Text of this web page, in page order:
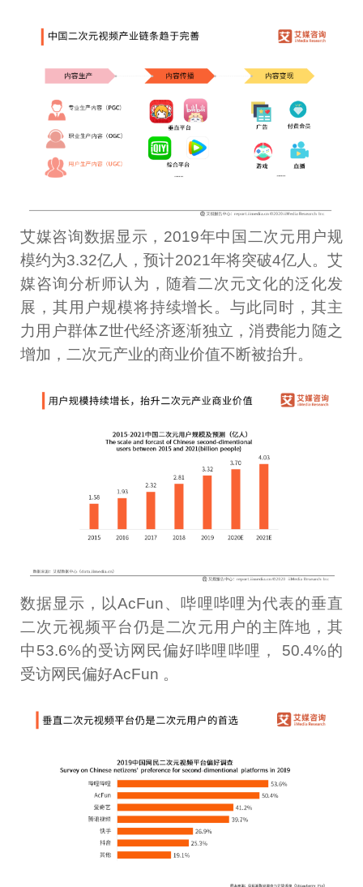
艾媒咨询数据显示，2019年中国二次元用户规
模约为3.32亿人，预计2021年将突破4亿人。艾
媒咨询分析师认为，随着二次元文化的泛化发
展，其用户规模将持续增长。与此同时，其主
力用户群体Z世代经济逐渐独立，消费能力随之
增加，二次元产业的商业价值不断被抬升。
数据显示，以AcFun、哔哩哔哩为代表的垂直
二次元视频平台仍是二次元用户的主阵地，其
中53.6%的受访网民偏好哔哩哔哩， 50.4%的
受访网民偏好AcFun 。